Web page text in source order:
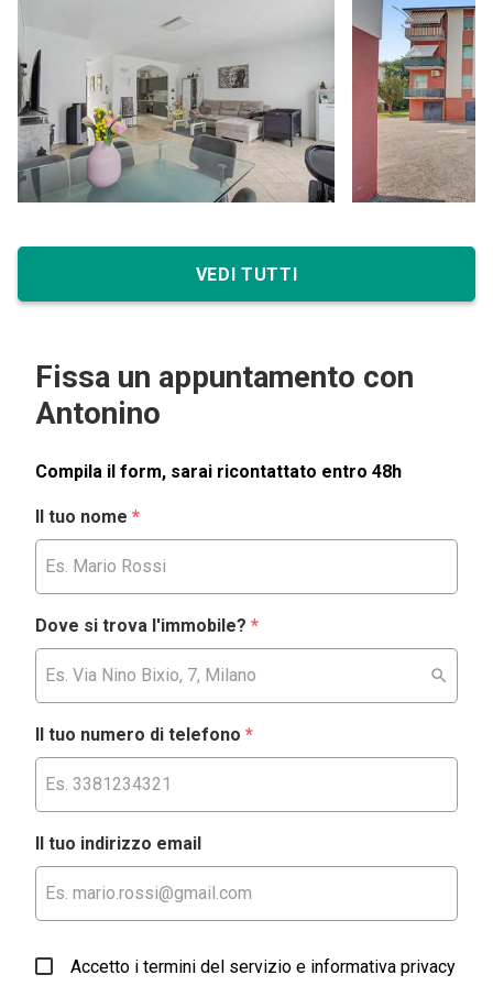
VEDI TUTTI
Fissa un appuntamento con
Antonino
Compila il form, sarai ricontattato entro 48h
Il tuo nome *
Dove si trova l'immobile? *
Il tuo numero di telefono *
Il tuo indirizzo email
Accetto i termini del servizio e informativa privacy